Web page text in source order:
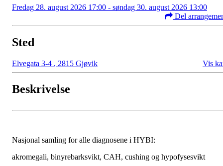
Fredag 28. august 2026 17:00 - søndag 30. august 2026 13:00
Del
Sted
Elvegata 3-4 , 2815 Gjøvik Vis
Beskrivelse
Nasjonal samling for alle diagnosene i HYBI:
akromegali, binyrebarksvikt, CAH, cushing og hypofysesvikt